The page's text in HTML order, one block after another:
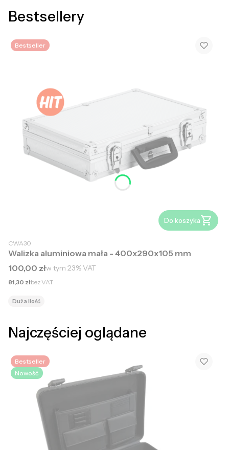
Bestsellery
Bestseller
Do koszyka
CWA30
Walizka aluminiowa mała - 400x290x105 mm
Cena brutto
100,00 złw tym 23%VAT
Cena netto
81,30 złbez VAT
Duża ilość
Najczęściej oglądane
Bestseller
Nowość